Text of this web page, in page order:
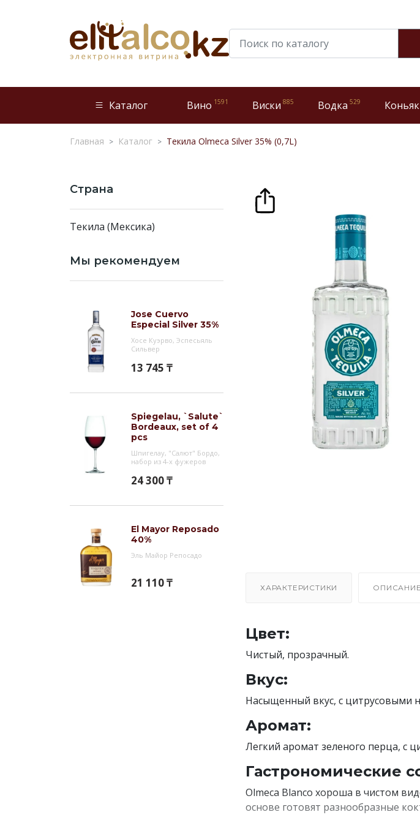
Каталог Вино 1591 Виски 885 Водка 529 Коньяк
Главная Каталог Текила Olmeca Silver 35% (0,7L)
Страна
Текила (Мексика)
Мы рекомендуем
Jose Cuervo
Especial Silver 35%
Хосе Куэрво, Эспесьяль
Сильвер
13 745 ₸
Spiegelau, `Salute`
Bordeaux, set of 4
pcs
Шпигелау, "Салют" Бордо,
набор из 4-х фужеров
24 300 ₸
El Mayor Reposado
40%
Эль Майор Репосадо
21 110 ₸ ХАРАКТЕРИСТИКИ ОПИСАНИЕ
Цвет:
Чистый, прозрачный.
Вкус:
Насыщенный вкус, с цитрусовыми
Аромат:
Легкий аромат зеленого перца, с
Гастрономические
Olmeca Blanco хороша в чистом
основе готовят разнообразные